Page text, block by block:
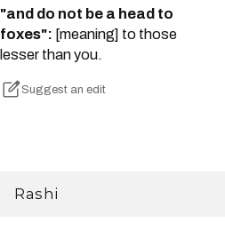
"and do not be a head to
foxes": [meaning] to those
lesser than you.
Suggest an edit
Rashi